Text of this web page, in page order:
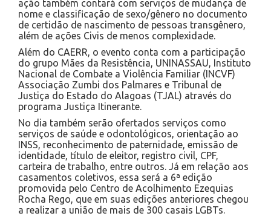
ação também contará com serviços de mudança de
nome e classificação de sexo/gênero no documento
de certidão de nascimento de pessoas transgênero,
além de ações Civis de menos complexidade.
Além do CAERR, o evento conta com a participação
do grupo Mães da Resistência, UNINASSAU, Instituto
Nacional de Combate a Violência Familiar (INCVF)
Associação Zumbi dos Palmares e Tribunal de
Justiça do Estado do Alagoas (TJAL) através do
programa Justiça Itinerante.
No dia também serão ofertados serviços como
serviços de saúde e odontológicos, orientação ao
INSS, reconhecimento de paternidade, emissão de
identidade, título de eleitor, registro civil, CPF,
carteira de trabalho, entre outros. Já em relação aos
casamentos coletivos, essa será a 6ª edição
promovida pelo Centro de Acolhimento Ezequias
Rocha Rego, que em suas edições anteriores chegou
a realizar a união de mais de 300 casais LGBTs.